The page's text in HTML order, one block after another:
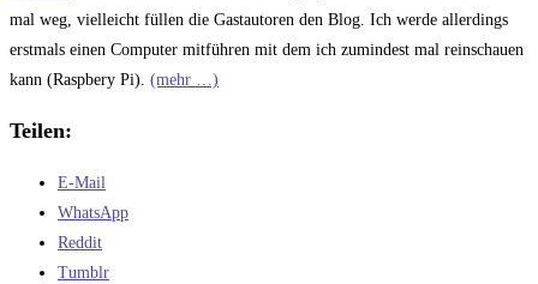
mal weg, vielleicht füllen die Gastautoren den Blog. Ich werde allerdings
erstmals einen Computer mitführen mit dem ich zumindest mal reinschauen
kann (Raspbery Pi). (mehr …)
Teilen:
E-Mail
WhatsApp
Reddit
Tumblr